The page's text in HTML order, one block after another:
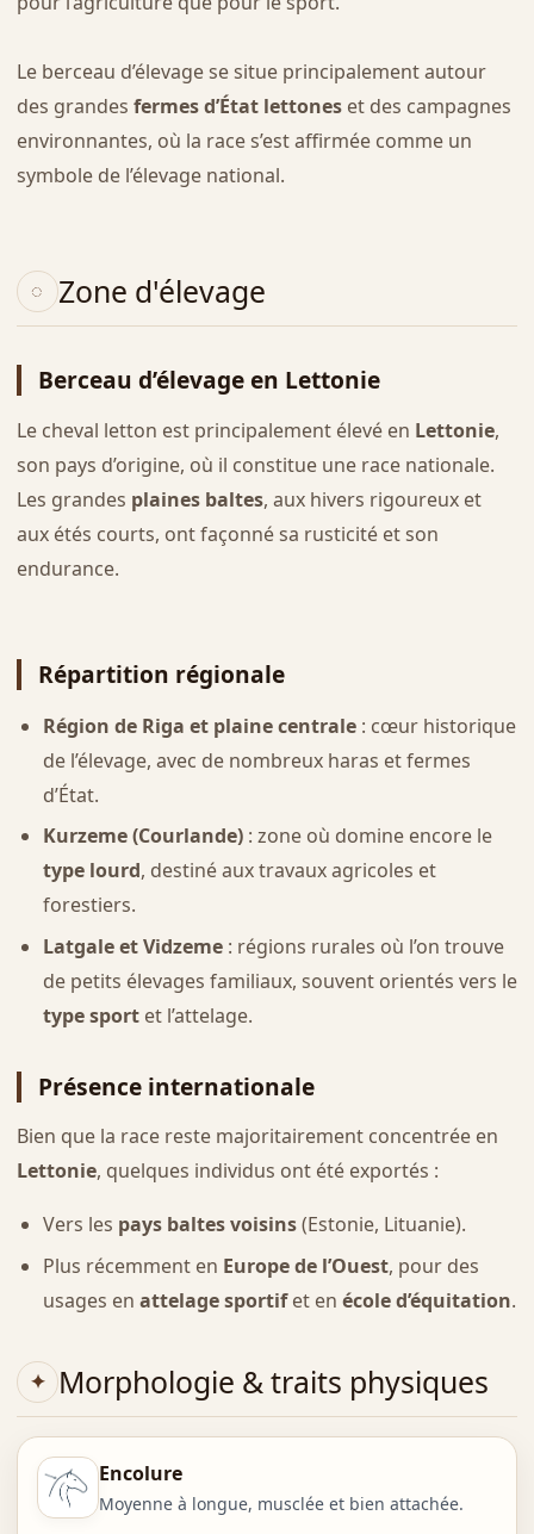
Le berceau d’élevage se situe principalement autour
des grandes fermes d’État lettoneset des campagnes
environnantes, où la race s’est affirmée comme un
symbole de l’élevage national.
Zone d'élevage
Berceau d’élevage en Lettonie
Le cheval letton est principalement élevé en Lettonie,
son pays d’origine, où il constitue une race nationale.
Les grandes plaines baltes, aux hivers rigoureux et
aux étés courts, ont façonné sa rusticité et son
endurance.
Répartition régionale
Région de Riga et plaine centrale: cœur historique
de l’élevage, avec de nombreux haras et fermes
d’État.
Kurzeme (Courlande): zone où domine encore le
type lourd, destiné aux travaux agricoles et
forestiers.
Latgale et Vidzeme: régions rurales où l’on trouve
de petits élevages familiaux, souvent orientés vers le
type sportet l’attelage.
Présence internationale
Bien que la race reste majoritairement concentrée en
Lettonie, quelques individus ont été exportés :
Vers les pays baltes voisins(Estonie, Lituanie).
Plus récemment en Europe de l’Ouest, pour des
usages en attelage sportifet en école d’équitation.
Morphologie & traits physiques
Encolure
Moyenne à longue, musclée et bien attachée.